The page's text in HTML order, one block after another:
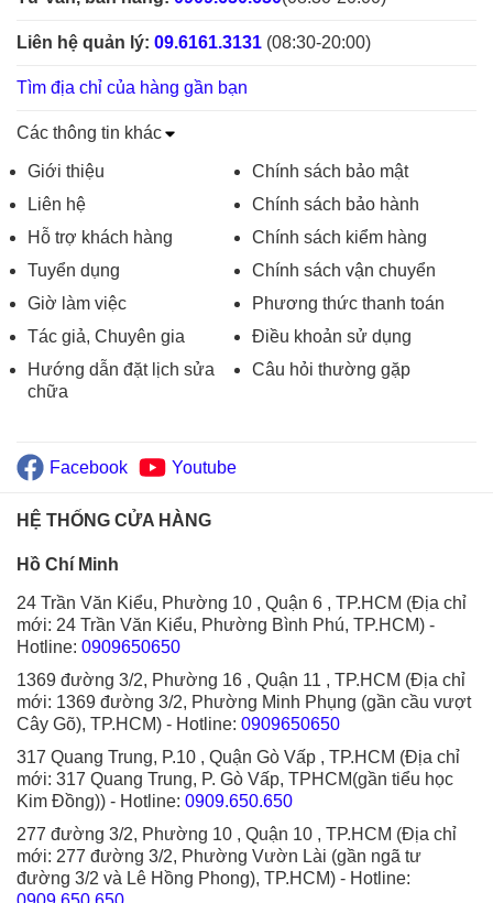
Liên hệ quản lý: 09.6161.3131 (08:30-20:00)
Tìm địa chỉ của hàng gần bạn
Các thông tin khác
Giới thiệu
Liên hệ
Hỗ trợ khách hàng
Tuyển dụng
Giờ làm việc
Tác giả, Chuyên gia
Hướng dẫn đặt lịch sửa
chữa
Chính sách bảo mật
Chính sách bảo hành
Chính sách kiểm hàng
Chính sách vận chuyển
Phương thức thanh toán
Điều khoản sử dụng
Câu hỏi thường gặp
Facebook Youtube
HỆ THỐNG CỬA HÀNG
Hồ Chí Minh
24 Trần Văn Kiểu, Phường 10 , Quận 6 , TP.HCM (Địa chỉ
mới: 24 Trần Văn Kiểu, Phường Bình Phú, TP.HCM) -
Hotline: 0909650650
1369 đường 3/2, Phường 16 , Quận 11 , TP.HCM (Địa chỉ
mới: 1369 đường 3/2, Phường Minh Phụng (gần cầu vượt
Cây Gõ), TP.HCM) - Hotline: 0909650650
317 Quang Trung, P.10 , Quận Gò Vấp , TP.HCM (Địa chỉ
mới: 317 Quang Trung, P. Gò Vấp, TPHCM(gần tiểu học
Kim Đồng)) - Hotline: 0909.650.650
277 đường 3/2, Phường 10 , Quận 10 , TP.HCM (Địa chỉ
mới: 277 đường 3/2, Phường Vườn Lài (gần ngã tư
đường 3/2 và Lê Hồng Phong), TP.HCM) - Hotline: